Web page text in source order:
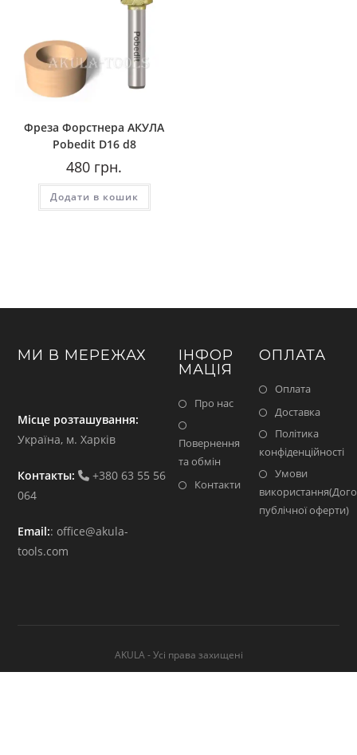
Фреза Форстнера AКУЛА
Pobedit D16 d8
480 грн.
Додати в кошик
МИ В МЕРЕЖАХ
Місце розташування:
Україна, м. Харків
Контакты:
+380 63 55 56
064
Email::office@akula-
tools.com
ІНФОР
МАЦІЯ
Про нас
Повернення
та обмін
Контакти
ОПЛАТА
Оплата
Доставка
Політика
конфіденційності
Умови
публічної оферти)
AKULA - Усі права захищені